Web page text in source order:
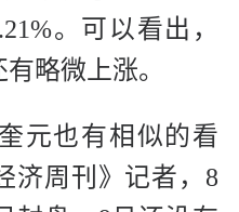
。可以看出，
略微上涨。
元也有相似的看
济周刊》记者，8